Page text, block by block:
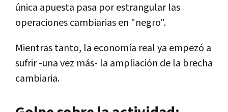
única apuesta pasa por estrangular las
operaciones cambiarias en "negro".
Mientras tanto, la economía real ya empezó a
sufrir -una vez más- la ampliación de la brecha
cambiaria.